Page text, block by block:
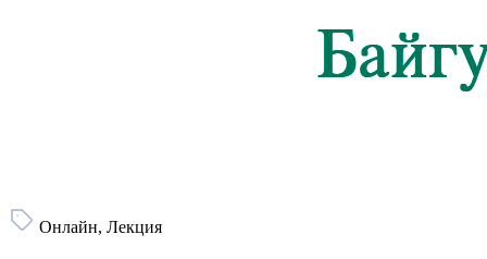
Онлайн, Лекция